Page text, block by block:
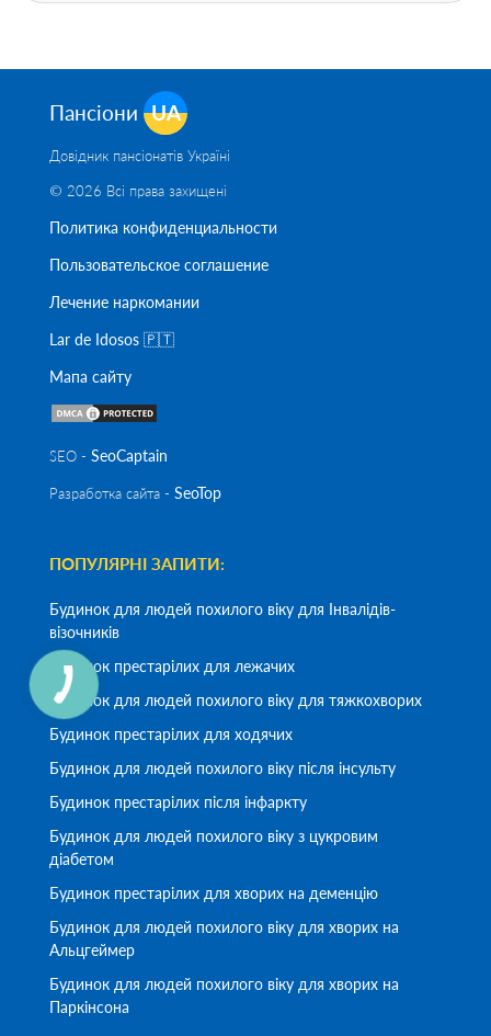
Пансіони UA
Довідник пансіонатів Україні
© 2026 Всі права захищені
Политика конфиденциальности
Пользовательское соглашение
Лечение наркомании
Lar de Idosos 🇵🇹
Мапа сайту
SEO - SeoСaptain
Разработка сайта - SeoTop
ПОПУЛЯРНІ ЗАПИТИ:
Будинок для людей похилого віку для Інвалідів-
візочників
Будинок престарілих для лежачих
Будинок для людей похилого віку для тяжкохворих
Будинок престарілих для ходячих
Будинок для людей похилого віку після інсульту
Будинок престарілих після інфаркту
Будинок для людей похилого віку з цукровим
діабетом
Будинок престарілих для хворих на деменцію
Будинок для людей похилого віку для хворих на
Альцгеймер
Будинок для людей похилого віку для хворих на
Паркінсона